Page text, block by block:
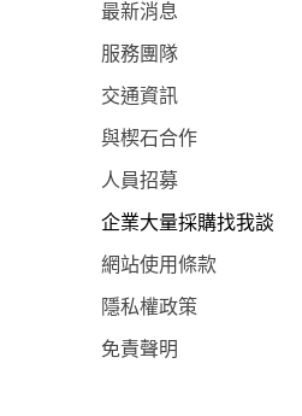
最新消息
服務團隊
交通資訊
與楔石合作
人員招募
企業大量採購找我談
網站使用條款
隱私權政策
免責聲明